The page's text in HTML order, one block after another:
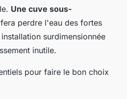
Une cuve sous-
perdre l'eau des fortes
surdimensionnée
inutile.
pour faire le bon choix